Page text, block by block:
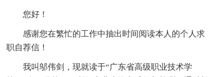
您好！
感谢您在繁忙的工作中抽出时间阅读本人的个人求
职自荐信！
我叫邬伟剑，现就读于“广东省高级职业技术学